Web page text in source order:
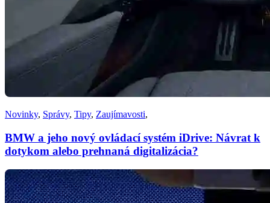
Novinky, Správy, Tipy, Zaujímavosti,
BMW a jeho nový ovládací systém iDrive: Návrat k
dotykom alebo prehnaná digitalizácia?